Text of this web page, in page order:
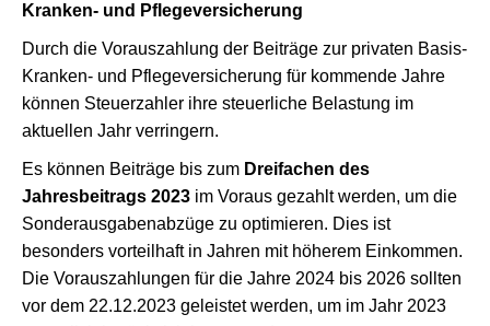
Kranken- und Pflegeversicherung
Durch die Vorauszahlung der Beiträge zur privaten Basis-
Kranken- und Pflegeversicherung für kommende Jahre
können Steuerzahler ihre steuerliche Belastung im
aktuellen Jahr verringern.
Es können Beiträge bis zum Dreifachen des
Jahresbeitrags 2023 im Voraus gezahlt werden, um die
Sonderausgabenabzüge zu optimieren. Dies ist
besonders vorteilhaft in Jahren mit höherem Einkommen.
Die Vorauszahlungen für die Jahre 2024 bis 2026 sollten
vor dem 22.12.2023 geleistet werden, um im Jahr 2023